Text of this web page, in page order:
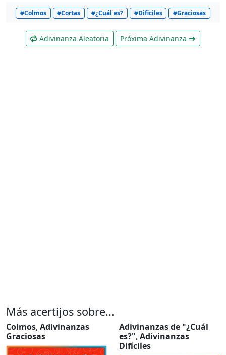
#Colmos #Cortas #¿Cuál es? #Dificiles #Graciosas
Adivinanza Aleatoria Próxima Adivinanza
Más acertijos sobre...
Colmos, Adivinanzas
Graciosas
Adivinanzas de "¿Cuál
es?", Adivinanzas
Difíciles